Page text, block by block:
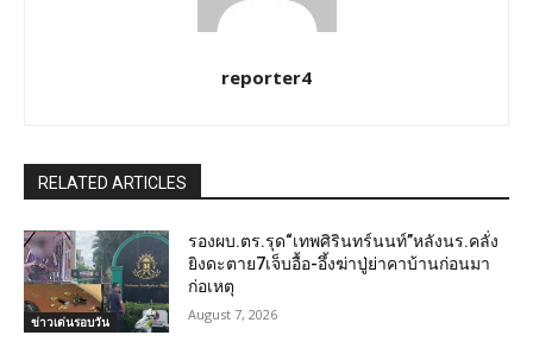
reporter4
RELATED ARTICLES
ข่าวเด่นรอบวัน
รองผบ.ตร.รุด“เทพศิรินทร์นนท์”หลังนร.คลั่ง
ยิงดะตาย7เจ็บอื้อ-อึ้งฆ่าปู่ย่าคาบ้านก่อนมา
ก่อเหตุ
August 7, 2026